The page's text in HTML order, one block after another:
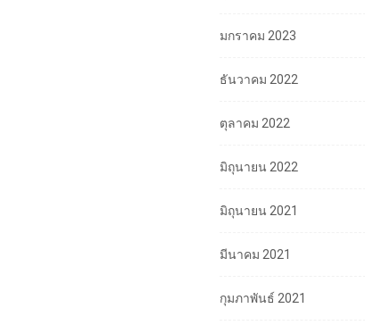
มกราคม 2023
ธันวาคม 2022
ตุลาคม 2022
มิถุนายน 2022
มิถุนายน 2021
มีนาคม 2021
กุมภาพันธ์ 2021